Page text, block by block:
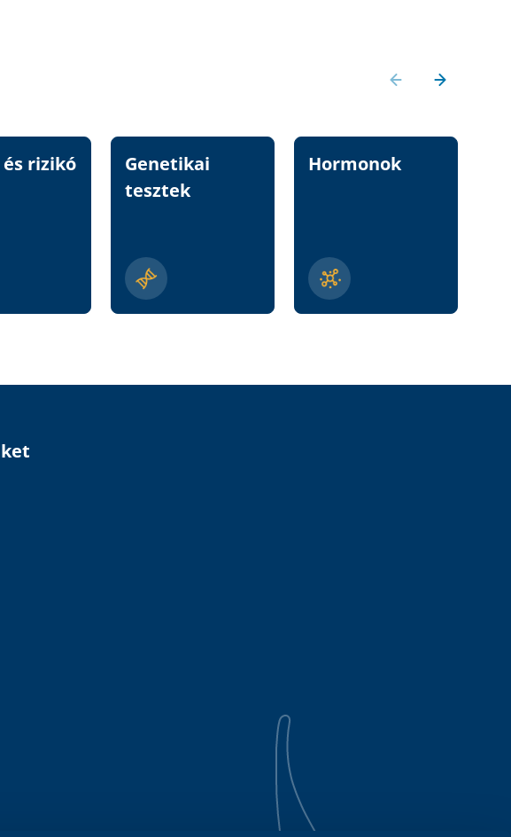
és rizikó
Genetikai
tesztek
Hormonok